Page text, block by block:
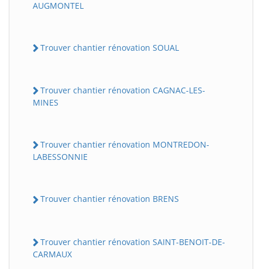
AUGMONTEL
Trouver chantier rénovation SOUAL
Trouver chantier rénovation CAGNAC-LES-
MINES
Trouver chantier rénovation MONTREDON-
LABESSONNIE
Trouver chantier rénovation BRENS
Trouver chantier rénovation SAINT-BENOIT-DE-
CARMAUX